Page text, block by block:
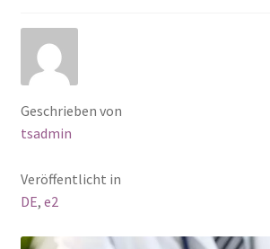
Warenkorb
Kontakt
Geschrieben von
tsadmin
Veröffentlicht in
DE, e2